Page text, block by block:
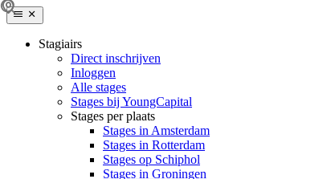
Stagiairs
Direct inschrijven
Inloggen
Alle stages
Stages bij YoungCapital
Stages per plaats
Stages in Amsterdam
Stages in Rotterdam
Stages op Schiphol
Stages in Groningen